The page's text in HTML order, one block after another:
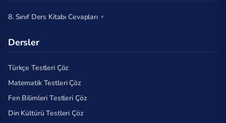
8. Sınıf Ders Kitabı Cevapları
Dersler
Türkçe Testleri Çöz
Matematik Testleri Çöz
Fen Bilimleri Testleri Çöz
Din Kültürü Testleri Çöz